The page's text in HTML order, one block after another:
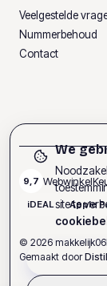
Veelgestelde
Nummerbehoud
Contact
9,7
iDEAL Apple
© 2026
Gemaakt door
We
site te